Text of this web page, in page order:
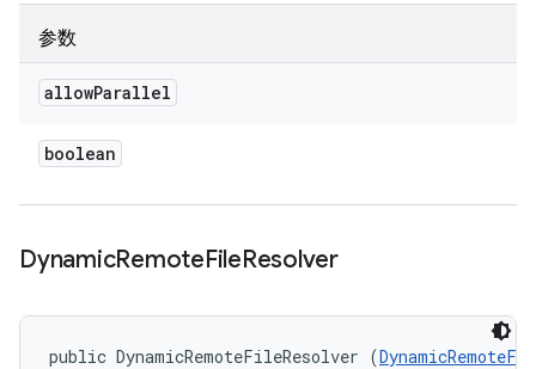
参数
allowParallel
boolean
DynamicRemoteFileResolver
public DynamicRemoteFileResolver (